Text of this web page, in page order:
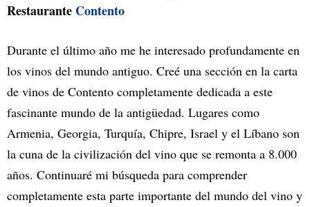
Restaurante Contento
Durante el último año me he interesado profundamente en
los vinos del mundo antiguo. Creé una sección en la carta
de vinos de Contento completamente dedicada a este
fascinante mundo de la antigüedad. Lugares como
Armenia, Georgia, Turquía, Chipre, Israel y el Líbano son
la cuna de la civilización del vino que se remonta a 8.000
años. Continuaré mi búsqueda para comprender
completamente esta parte importante del mundo del vino y